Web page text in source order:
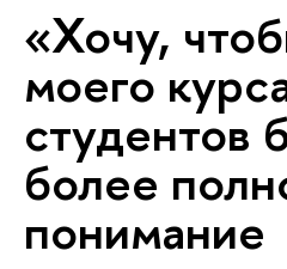
«Хочу,
моего
студентов
более
понимание